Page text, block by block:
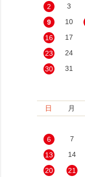
2
3
9
10
16
17
23
24
30
31
日 月
6
7
13
14
20
21